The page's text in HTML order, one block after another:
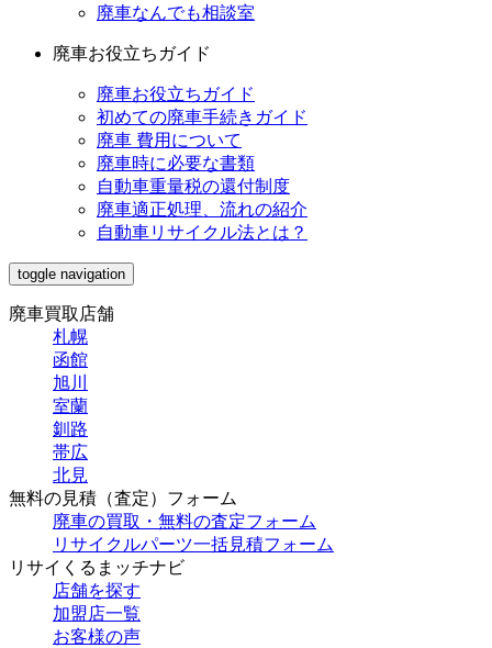
廃車なんでも相談室
廃車お役立ちガイド
廃車お役立ちガイド
初めての廃車手続きガイド
廃車 費用について
廃車時に必要な書類
自動車重量税の還付制度
廃車適正処理、流れの紹介
自動車リサイクル法とは？
toggle navigation
廃車買取店舗
札幌
函館
旭川
室蘭
釧路
帯広
北見
無料の見積（査定）フォーム
廃車の買取・無料の査定フォーム
リサイクルパーツ一括見積フォーム
リサイくるまッチナビ
店舗を探す
加盟店一覧
お客様の声